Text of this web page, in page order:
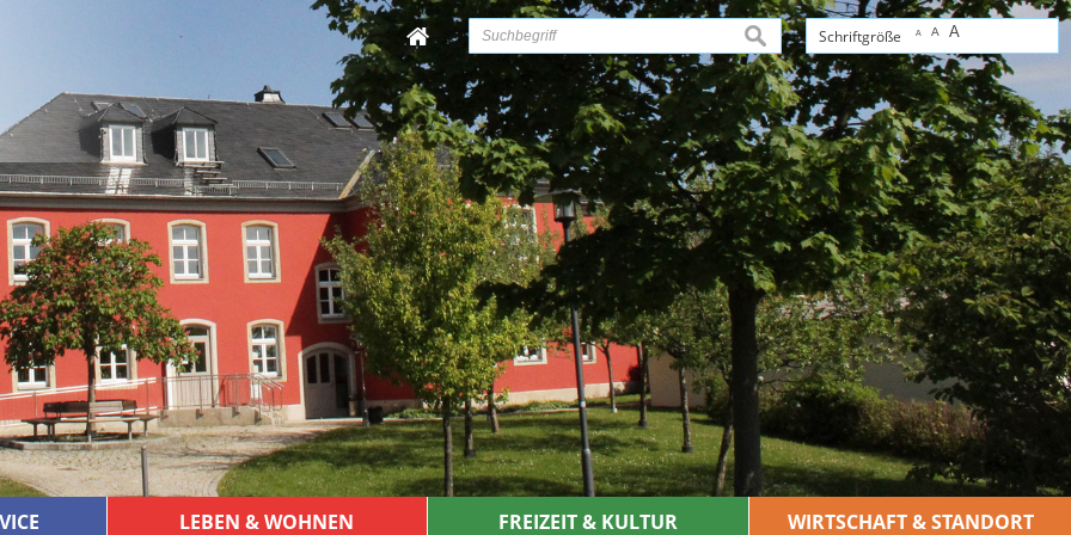
Schriftgröße A A A
suchen
LEBEN & WOHNEN FREIZEIT & KULTUR WIRTSCHAFT & STANDORT